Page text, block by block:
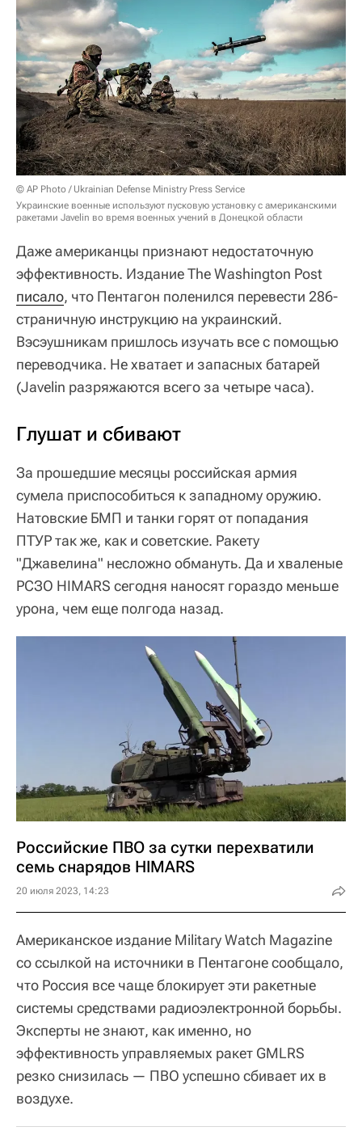
© AP Photo / Ukrainian Defense Ministry Press Service
Украинские военные используют пусковую установку с американскими
ракетами Javelin во время военных учений в Донецкой области
Даже американцы признают недостаточную
эффективность. Издание The Washington Post
писало, что Пентагон поленился перевести 286-
страничную инструкцию на украинский.
Вэсэушникам пришлось изучать все с помощью
переводчика. Не хватает и запасных батарей
(Javelin разряжаются всего за четыре часа).
Глушат и сбивают
За прошедшие месяцы российская армия
сумела приспособиться к западному оружию.
Натовские БМП и танки горят от попадания
ПТУР так же, как и советские. Ракету
"Джавелина" несложно обмануть. Да и хваленые
РСЗО HIMARS сегодня наносят гораздо меньше
урона, чем еще полгода назад.
Российские ПВО за сутки перехватили
семь снарядов HIMARS
20 июля 2023, 14:23
Американское издание Military Watch Magazine
со ссылкой на источники в Пентагоне сообщало,
что Россия все чаще блокирует эти ракетные
системы средствами радиоэлектронной борьбы.
Эксперты не знают, как именно, но
эффективность управляемых ракет GMLRS
резко снизилась — ПВО успешно сбивает их в
воздухе.